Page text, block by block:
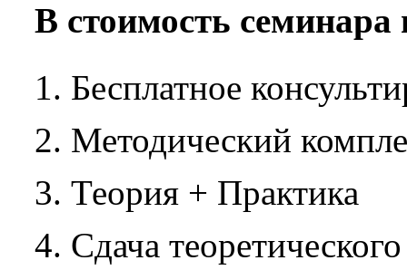
В стоимость семинара
Бесплатное
Методический
Теория + Практика
Сдача